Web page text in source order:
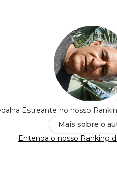
Estreante no nosso
Mais sobre o
Entenda o nosso Ranking